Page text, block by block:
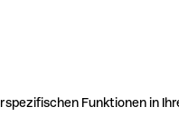
Funktionen in